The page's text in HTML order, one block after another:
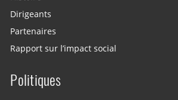
Dirigeants
Partenaires
Rapport sur l’impact social
Politiques